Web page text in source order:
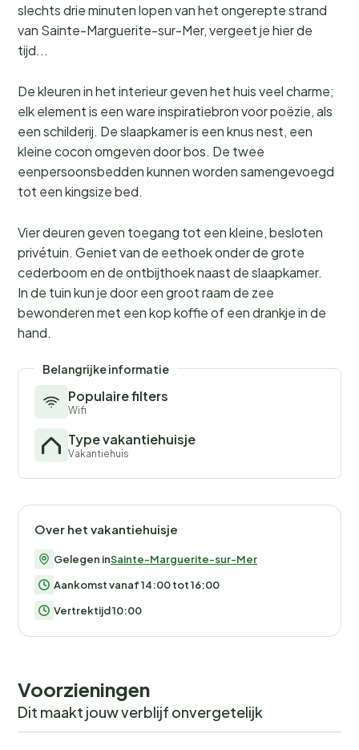
slechts drie minuten lopen van het ongerepte strand
van Sainte-Marguerite-sur-Mer, vergeet je hier de
tijd...
De kleuren in het interieur geven het huis veel charme;
elk element is een ware inspiratiebron voor poëzie, als
een schilderij. De slaapkamer is een knus nest, een
kleine cocon omgeven door bos. De twee
eenpersoonsbedden kunnen worden samengevoegd
tot een kingsize bed.
Vier deuren geven toegang tot een kleine, besloten
privétuin. Geniet van de eethoek onder de grote
cederboom en de ontbijthoek naast de slaapkamer.
In de tuin kun je door een groot raam de zee
bewonderen met een kop koffie of een drankje in de
hand.
Belangrijke informatie
Populaire filters
Wifi
Type vakantiehuisje
Vakantiehuis
Over het vakantiehuisje
Gelegen inSainte-Marguerite-sur-Mer
Aankomst vanaf 14:00 tot 16:00
Vertrektijd 10:00
Voorzieningen
Dit maakt jouw verblijf onvergetelijk